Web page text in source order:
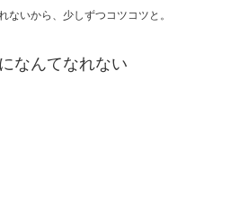
ないから、少しずつコツコツと。
なんてなれない